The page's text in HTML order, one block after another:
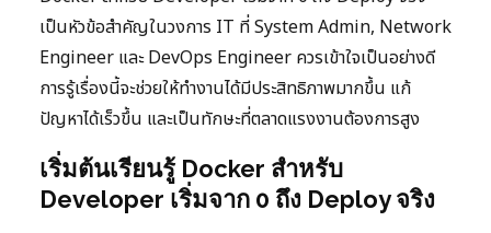
เป็นหัวข้อสำคัญในวงการ IT ที่ System Admin, Network
Engineer และ DevOps Engineer ควรเข้าใจเป็นอย่างดี
การรู้เรื่องนี้จะช่วยให้ทำงานได้มีประสิทธิภาพมากขึ้น แก้
ปัญหาได้เร็วขึ้น และเป็นทักษะที่ตลาดแรงงานต้องการสูง
เริ่มต้นเรียนรู้ Docker สำหรับ
Developer เริ่มจาก 0 ถึง Deploy จริง